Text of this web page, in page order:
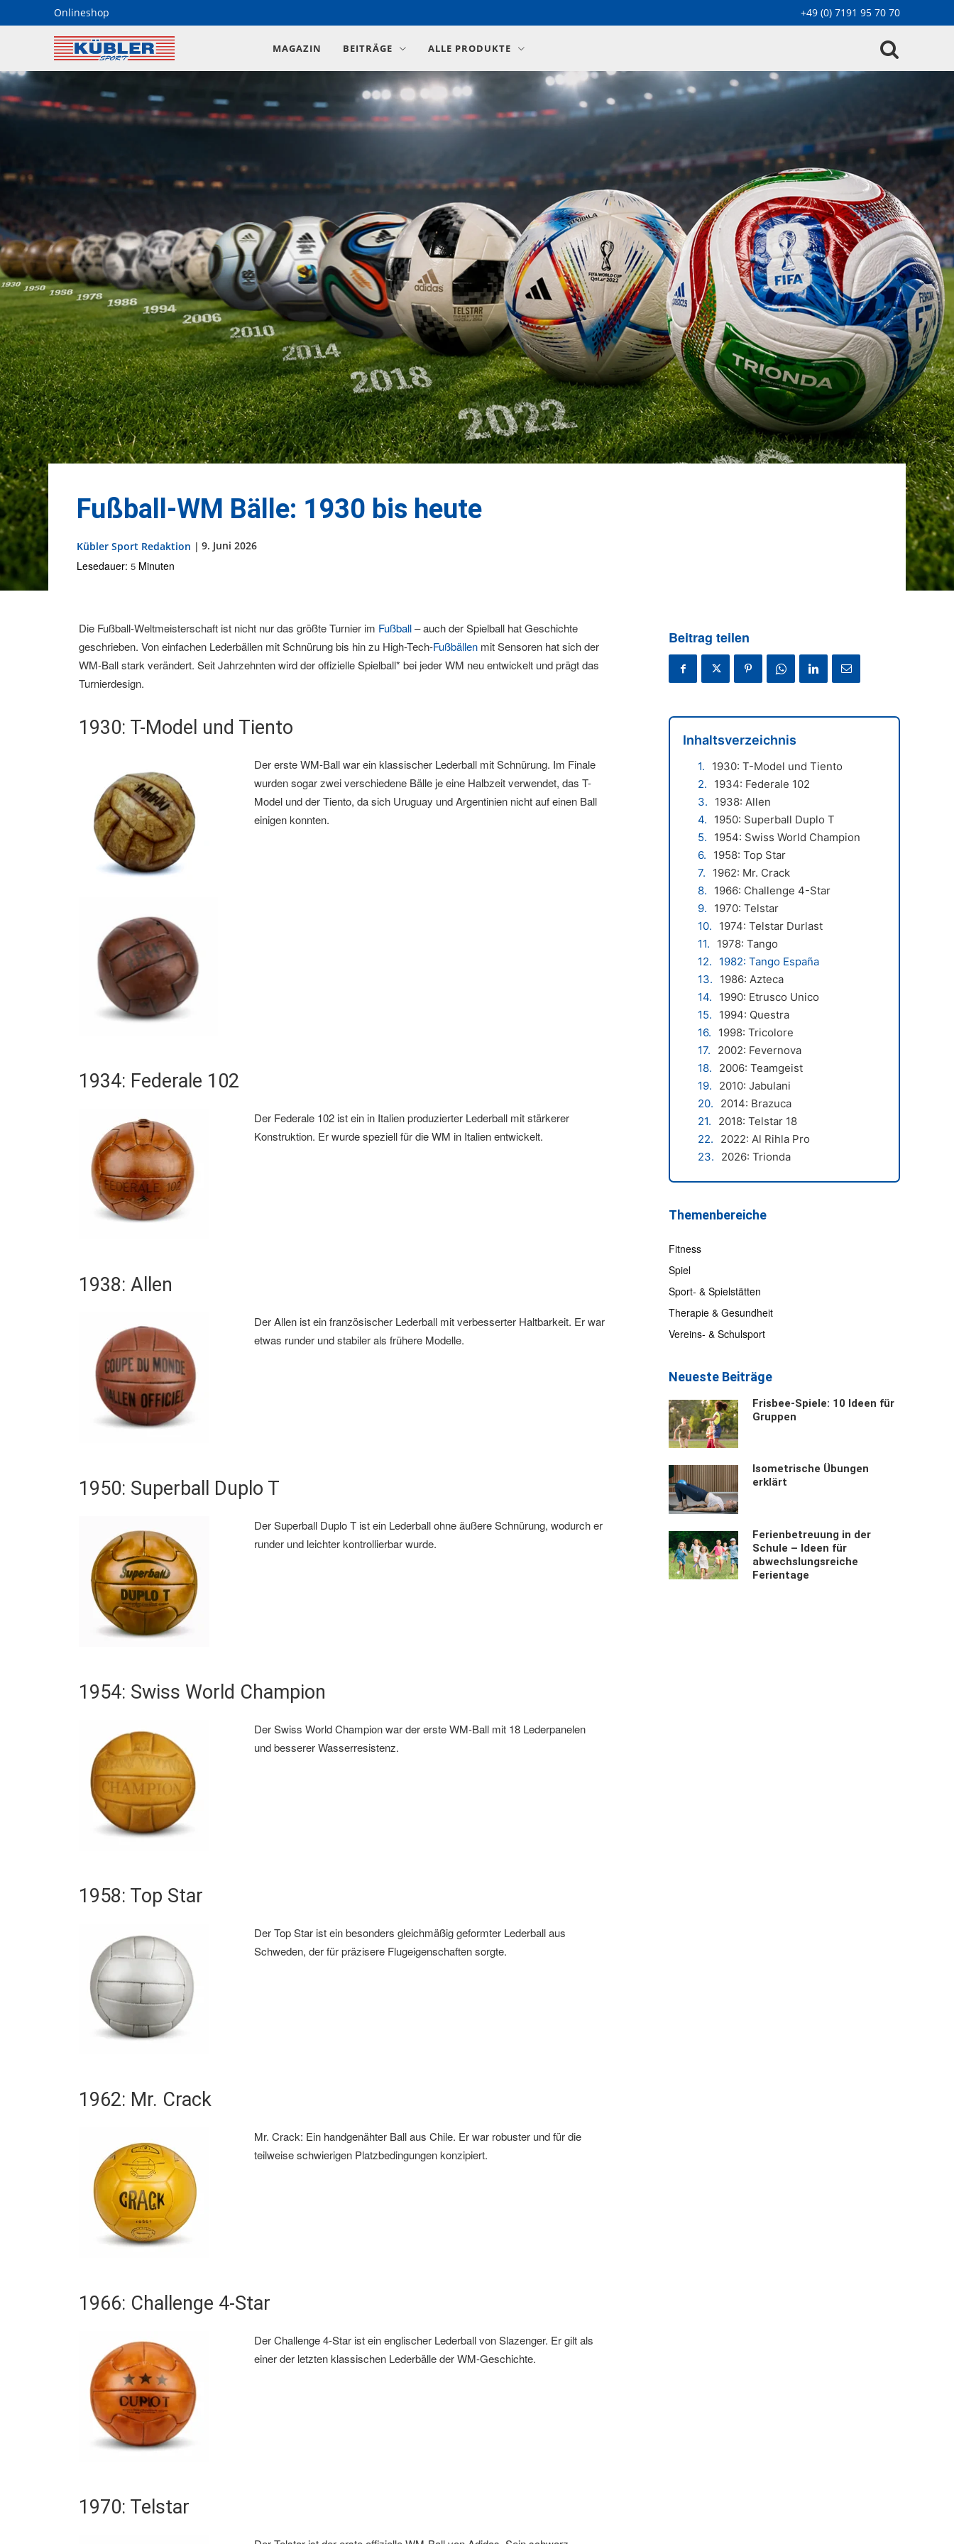
Onlineshop +49 (0) 7191 95 70 70
MAGAZIN BEITRÄGE ALLE PRODUKTE
Fußball-WM Bälle: 1930 bis heute
Kübler Sport Redaktion | 9. Juni 2026
Lesedauer: 5 Minuten
Die Fußball-Weltmeisterschaft ist nicht nur das größte Turnier im Fußball– auch der Spielball hat Geschichte
geschrieben. Von einfachen Lederbällen mit Schnürung bis hin zu High-Tech-Fußbällen mit Sensoren hat sich der
WM-Ball stark verändert. Seit Jahrzehnten wird der offizielle Spielball* bei jeder WM neu entwickelt und prägt das
Turnierdesign.
1930: T-Model und Tiento
Der erste WM-Ball war ein klassischer Lederball mit Schnürung. Im Finale
wurden sogar zwei verschiedene Bälle je eine Halbzeit verwendet, das T-
Model und der Tiento, da sich Uruguay und Argentinien nicht auf einen Ball
einigen konnten.
1934: Federale 102
Der Federale 102 ist ein in Italien produzierter Lederball mit stärkerer
Konstruktion. Er wurde speziell für die WM in Italien entwickelt.
1938: Allen
Der Allen ist ein französischer Lederball mit verbesserter Haltbarkeit. Er war
etwas runder und stabiler als frühere Modelle.
1950: Superball Duplo T
Der Superball Duplo T ist ein Lederball ohne äußere Schnürung, wodurch er
runder und leichter kontrollierbar wurde.
1954: Swiss World Champion
Der Swiss World Champion war der erste WM-Ball mit 18 Lederpanelen
und besserer Wasserresistenz.
1958: Top Star
Der Top Star ist ein besonders gleichmäßig geformter Lederball aus
Schweden, der für präzisere Flugeigenschaften sorgte.
1962: Mr. Crack
Mr. Crack: Ein handgenähter Ball aus Chile. Er war robuster und für die
teilweise schwierigen Platzbedingungen konzipiert.
1966: Challenge 4-Star
Der Challenge 4-Star ist ein englischer Lederball von Slazenger. Er gilt als
einer der letzten klassischen Lederbälle der WM-Geschichte.
1970: Telstar
Beitrag teilen
Inhaltsverzeichnis
1930: T-Model und Tiento
1934: Federale 102
1938: Allen
1950: Superball Duplo T
1954: Swiss World Champion
1958: Top Star
1962: Mr. Crack
1966: Challenge 4-Star
1970: Telstar
1974: Telstar Durlast
1978: Tango
1982: Tango España
1986: Azteca
1990: Etrusco Unico
1994: Questra
1998: Tricolore
2002: Fevernova
2006: Teamgeist
2010: Jabulani
2014: Brazuca
2018: Telstar 18
2022: Al Rihla Pro
2026: Trionda
Themenbereiche
Fitness
Spiel
Sport- & Spielstätten
Therapie & Gesundheit
Vereins- & Schulsport
Neueste Beiträge
Frisbee-Spiele: 10 Ideen für
Gruppen
Isometrische Übungen
erklärt
Ferienbetreuung in der
Schule – Ideen für
abwechslungsreiche
Ferientage